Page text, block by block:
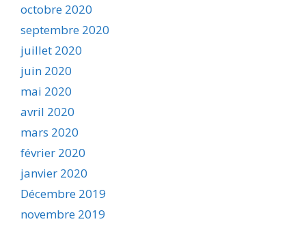
octobre 2020
septembre 2020
juillet 2020
juin 2020
mai 2020
avril 2020
mars 2020
février 2020
janvier 2020
Décembre 2019
novembre 2019